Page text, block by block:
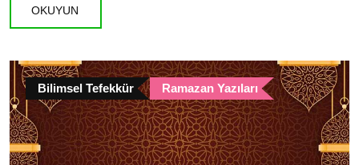
OKUYUN
Bilimsel Tefekkür Ramazan Yazıları